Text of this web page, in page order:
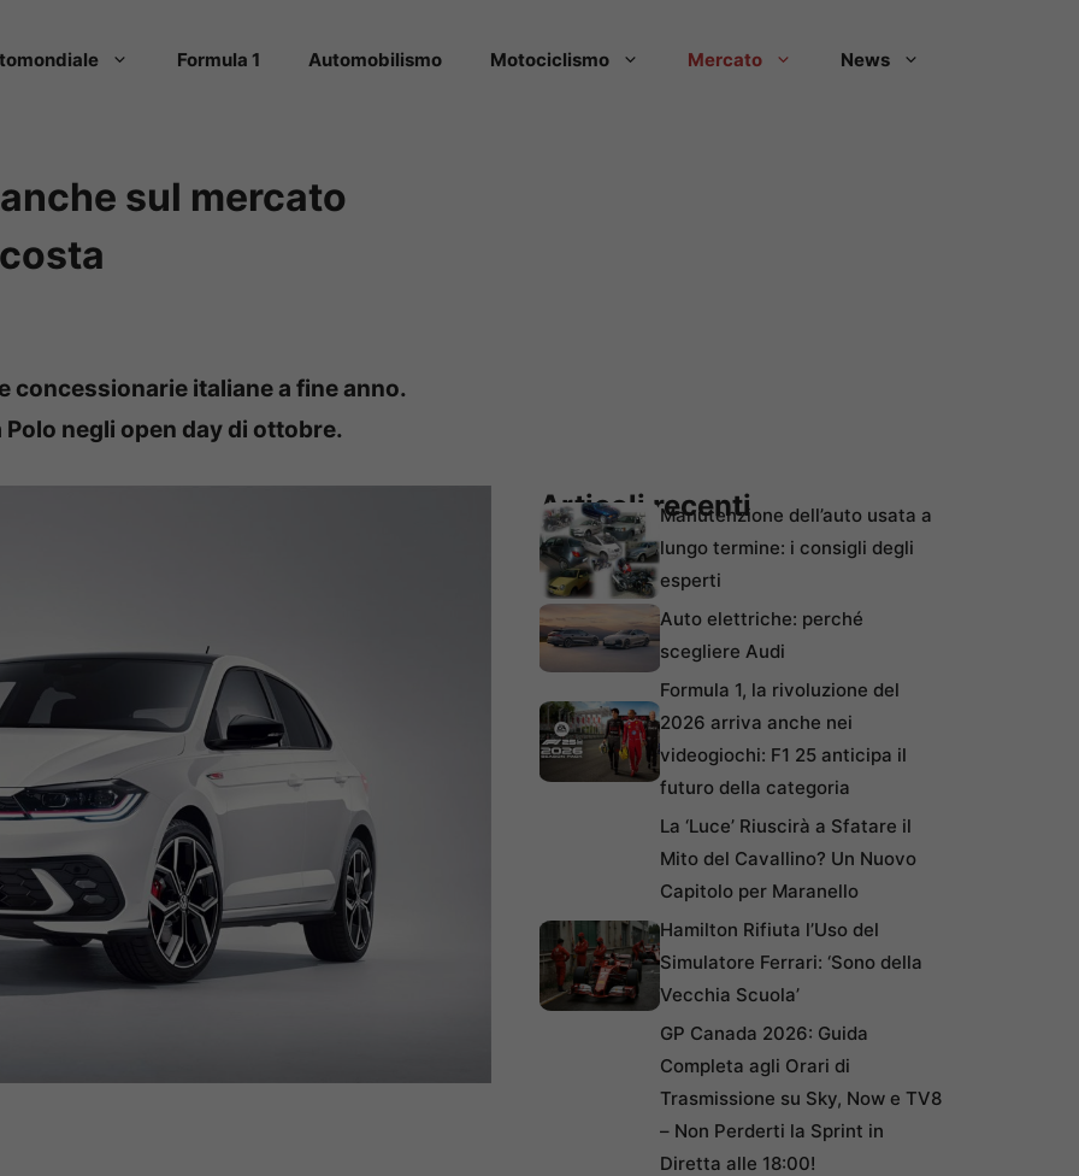
Formula 1 Automobilismo Motociclismo Mercato News
sul mercato
concessionarie italiane a fine anno.
Polo negli open day di ottobre.
Articoli recentiManutenzione dell’auto usata a
lungo termine: i consigli degli
esperti
Auto elettriche: perché
scegliere Audi
Formula 1, la rivoluzione del
2026 arriva anche nei
videogiochi: F1 25 anticipa il
futuro della categoria
La ‘Luce’ Riuscirà a Sfatare il
Mito del Cavallino? Un Nuovo
Capitolo per Maranello
Hamilton Rifiuta l’Uso del
Simulatore Ferrari: ‘Sono della
Vecchia Scuola’
GP Canada 2026: Guida
Completa agli Orari di
Trasmissione su Sky, Now e TV8
– Non Perderti la Sprint in
Diretta alle 18:00!